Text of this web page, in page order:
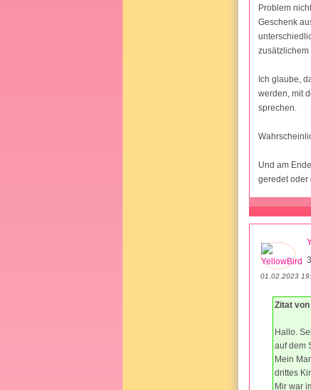
Problem
Geschenk
Ich glaube,
werden, mit
sprechen.
Und am
geredet oder
01.02.2023
Zitat
Hallo.
auf dem
Mein
drittes
Mir war